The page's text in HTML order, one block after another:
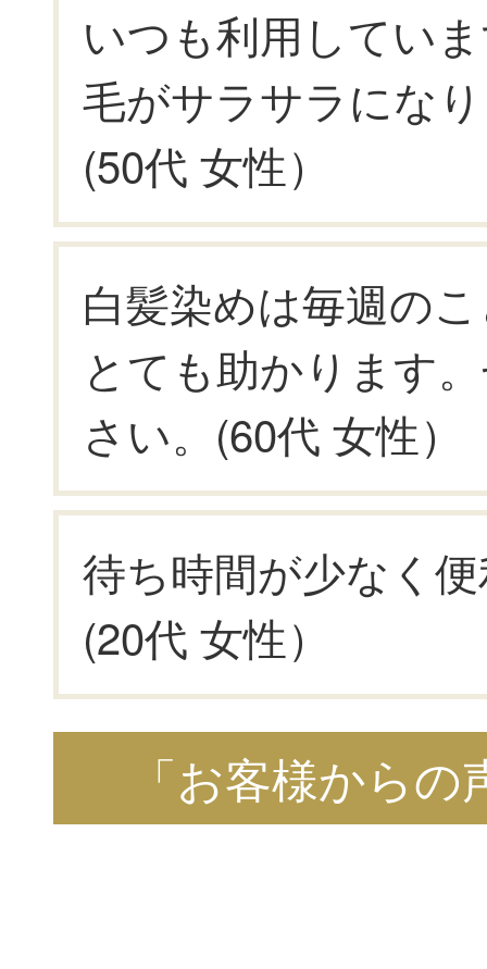
いつも利用してい
毛がサラサラにな
(50代 女性）
白髪染めは毎週の
とても助かります
さい。(60代 女性）
待ち時間が少なく
(20代 女性）
「お客様から